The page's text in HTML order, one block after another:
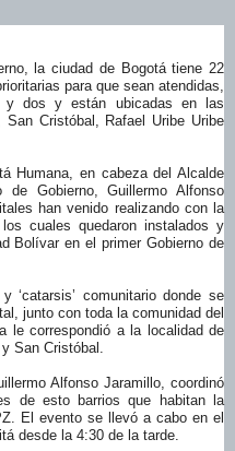
la ciudad de Bogotá tiene 22
para que sean atendidas,
y dos y están ubicadas en las
Cristóbal, Rafael Uribe Uribe
Humana, en cabeza del Alcalde
Gobierno, Guillermo Alfonso
han venido realizando con la
cuales quedaron instalados y
Bolívar en el primer Gobierno de
‘catarsis’ comunitario donde se
junto con toda la comunidad del
le correspondió a la localidad de
San Cristóbal.
Alfonso Jaramillo, coordinó
de esto barrios que habitan la
El evento se llevó a cabo en el
desde la 4:30 de la tarde.